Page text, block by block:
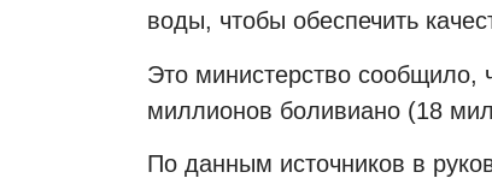
воды, чтобы обеспечить
Это министерство сообщило,
миллионов боливиано (18
По данным источников в